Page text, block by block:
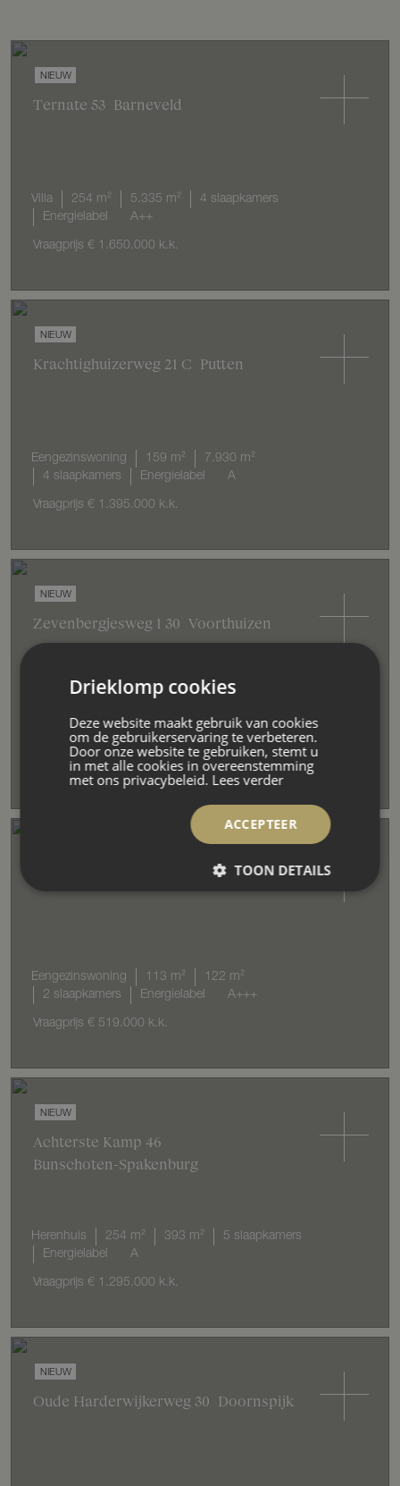
NIEUW
Ternate 53 Barneveld
Vraagprijs € 1.650.000 k.k.
Villa 254 m² 5.335 m²
4 slaapkamers
Energielabel
A++
NIEUW
Krachtighuizerweg 21 C Putten
Vraagprijs € 1.395.000 k.k.
Eengezinswoning 159 m²
7.930 m²
4 slaapkamers
Energielabel A
NIEUW
Zevenbergjesweg 1 30 Voorthuizen
Vraagprijs€ 349.000k.k.
Bungalow 77 m² 1.177 m²
2 slaapkamers
Energielabel
C
Barneveld
Vraagprijs € 519.000 k.k.
Eengezinswoning 113 m²
122 m²
2 slaapkamers
Energielabel A+++
NIEUW
Achterste Kamp 46
Bunschoten-Spakenburg
Vraagprijs € 1.295.000 k.k.
Herenhuis 254 m² 393 m²
5 slaapkamers
Energielabel
A
NIEUW
Oude Harderwijkerweg 30 Doornspijk
Drieklomp cookies
Deze website maakt gebruik van cookies
om de gebruikerservaring te verbeteren.
Door onze website te gebruiken, stemt u
in met alle cookies in overeenstemming
met ons privacybeleid. Lees verder
ACCEPTEER
TOON DETAILS